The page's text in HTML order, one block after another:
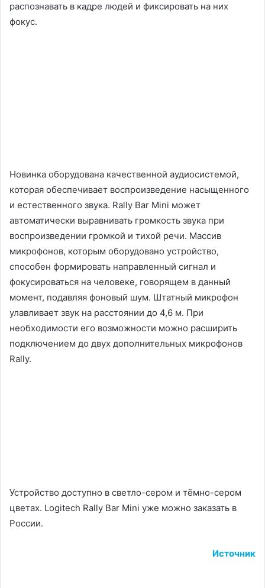
распознавать в кадре людей и фиксировать на них
фокус.
Новинка оборудована качественной аудиосистемой,
которая обеспечивает воспроизведение насыщенного
и естественного звука. Rally Bar Mini может
автоматически выравнивать громкость звука при
воспроизведении громкой и тихой речи. Массив
микрофонов, которым оборудовано устройство,
способен формировать направленный сигнал и
фокусироваться на человеке, говорящем в данный
момент, подавляя фоновый шум. Штатный микрофон
улавливает звук на расстоянии до 4,6 м. При
необходимости его возможности можно расширить
подключением до двух дополнительных микрофонов
Rally.
Устройство доступно в светло-сером и тёмно-сером
цветах. Logitech Rally Bar Mini уже можно заказать в
России.
Источник